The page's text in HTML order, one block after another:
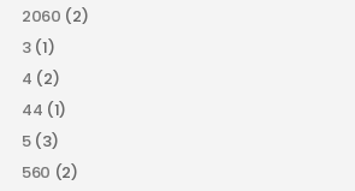
2060 (2)
3(1)
4 (2)
44 (1)
5(3)
560 (2)